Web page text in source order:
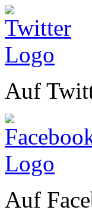
Auf
Auf